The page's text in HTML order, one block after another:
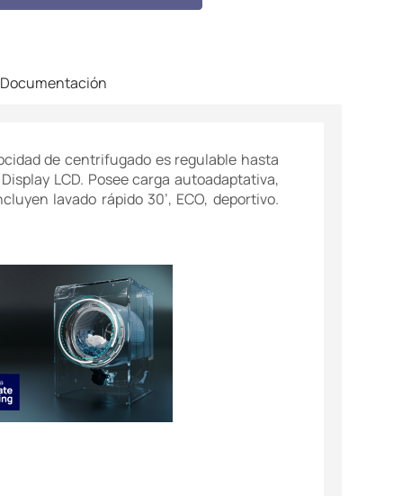
Documentación
de centrifugado es regulable hasta
LCD. Posee carga autoadaptativa,
lavado rápido 30’, ECO, deportivo.